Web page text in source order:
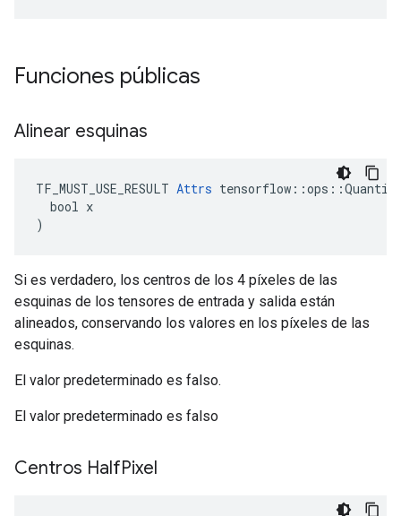
Funciones públicas
Alinear esquinas
TF_MUST_USE_RESULT Attrs
  bool x
)
Si es verdadero, los centros de los 4 píxeles de las
esquinas de los tensores de entrada y salida están
alineados, conservando los valores en los píxeles de las
esquinas.
El valor predeterminado es falso.
El valor predeterminado es falso
Centros HalfPixel